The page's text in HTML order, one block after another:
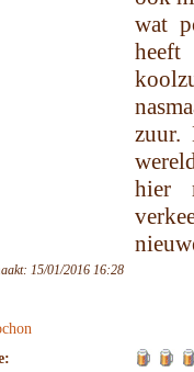
wat
zuur.
hier
15/01/2016 16:28